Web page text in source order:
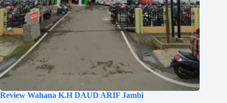
Review Wahana K.H DAUD ARIF Jambi